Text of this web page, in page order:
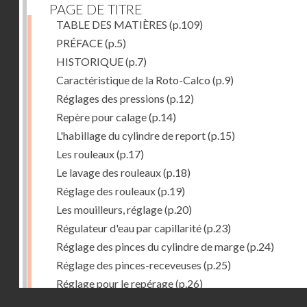
PAGE DE TITRE
TABLE DES MATIÈRES (p.109)
PRÉFACE(p.5)
HISTORIQUE(p.7)
Caractéristique de la Roto-Calco (p.9)
Réglages des pressions (p.12)
Repère pour calage(p.14)
L'habillage du cylindre de report(p.15)
Les rouleaux(p.17)
Le lavage des rouleaux(p.18)
Réglage des rouleaux(p.19)
Les mouilleurs, réglage(p.20)
Régulateur d'eau par capillarité(p.23)
Réglage des pinces du cylindre de marge(p.24)
Réglage des pinces-receveuses (p.25)
Réglage pour le repérage(p.26)